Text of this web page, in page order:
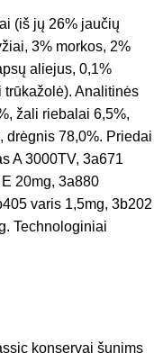
(iš jų 26% jaučių
3% morkos, 2%
aliejus, 0,1%
Analitinės
žali riebalai 6,5%,
drėgnis 78,0%. Priedai
A 3000TV, 3a671
20mg, 3a880
varis 1,5mg, 3b202
Technologiniai
konservai šunims